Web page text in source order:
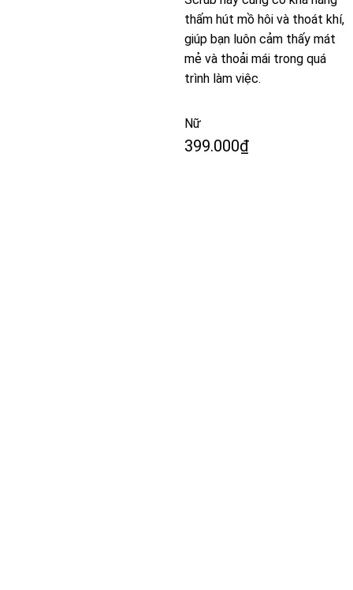
thấm hút mồ hôi và thoát khí,
giúp bạn luôn cảm thấy mát
mẻ và thoải mái trong quá
trình làm việc.
Nữ
399.000₫